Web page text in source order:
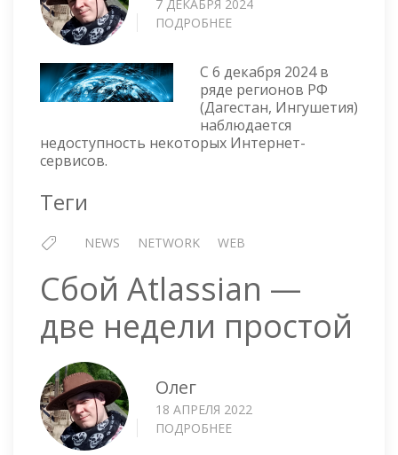
7 ДЕКАБРЯ 2024
ПОДРОБНЕЕ
ОТКЛЮЧЕНИЕ
ИНТЕРНЕТ-
СЕРВИСОВ
(ДАГЕСТАН,
ИНГУШЕТИЯ)
С 6 декабря 2024 в
ряде регионов РФ
(Дагестан, Ингушетия)
наблюдается
недоступность некоторых Интернет-
сервисов.
Теги
NEWS NETWORK WEB
Сбой Atlassian —
две недели простой
Олег
18 АПРЕЛЯ 2022
ПОДРОБНЕЕ